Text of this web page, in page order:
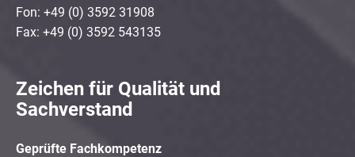
Fon: +49 (0) 3592 31908
Fax: +49 (0) 3592 543135
Zeichen für Qualität und
Sachverstand
Geprüfte Fachkompetenz